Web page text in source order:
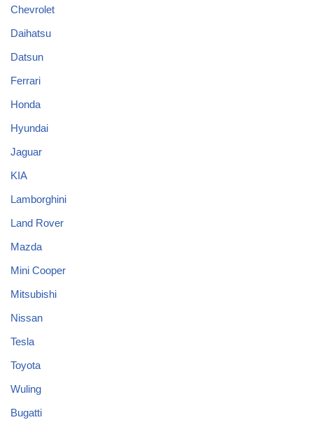
Chevrolet
Daihatsu
Datsun
Ferrari
Honda
Hyundai
Jaguar
KIA
Lamborghini
Land Rover
Mazda
Mini Cooper
Mitsubishi
Nissan
Tesla
Toyota
Wuling
Bugatti